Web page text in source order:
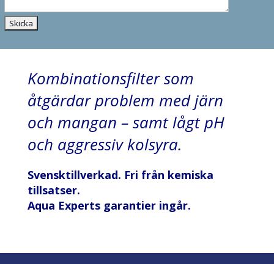
Kombinationsfilter som
åtgärdar problem med järn
och mangan – samt lågt pH
och aggressiv kolsyra.
Svensktillverkad. Fri från kemiska
tillsatser.
Aqua Experts garantier ingår.